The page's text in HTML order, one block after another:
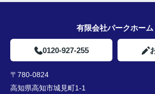
有限会社パークホーム
0120-927-255
〒780-0824
高知県高知市城見町1-1